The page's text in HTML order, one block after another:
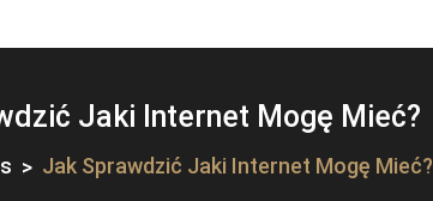
Jaki Internet Mogę Mieć?
Jak Sprawdzić Jaki Internet Mogę Mieć?